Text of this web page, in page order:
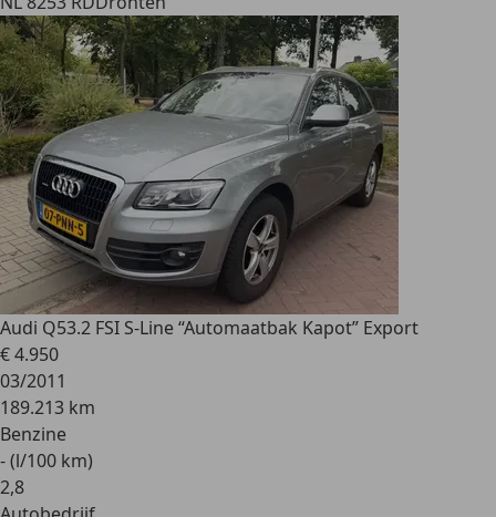
Audi Q53.2 FSI S-Line “Automaatbak Kapot” Export
€ 4.950
03/2011
189.213 km
Benzine
- (l/100 km)
2,8